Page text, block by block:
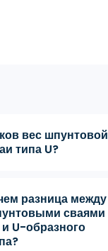
вес шпунтовой
типа U?
разница между
сваями
U-образного